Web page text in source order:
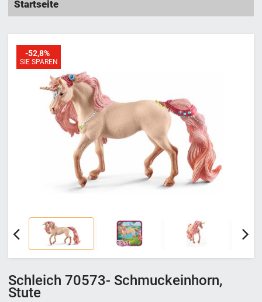
Startseite
-52,8%
SIE SPAREN
Schleich 70573- Schmuckeinhorn,
Stute